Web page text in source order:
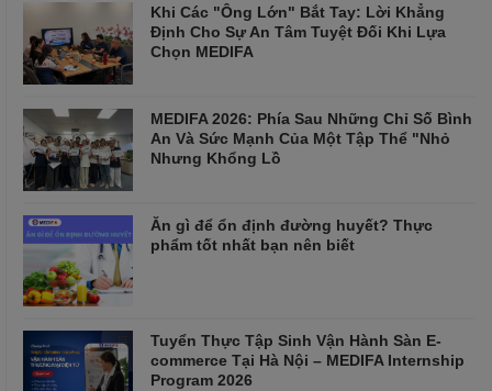
Khi Các "Ông Lớn" Bắt Tay: Lời Khẳng
Định Cho Sự An Tâm Tuyệt Đối Khi Lựa
Chọn MEDIFA
MEDIFA 2026: Phía Sau Những Chỉ Số Bình
An Và Sức Mạnh Của Một Tập Thể "Nhỏ
Nhưng Khổng Lồ
Ăn gì để ổn định đường huyết? Thực
phẩm tốt nhất bạn nên biết
Tuyển Thực Tập Sinh Vận Hành Sàn E-
commerce Tại Hà Nội – MEDIFA Internship
Program 2026